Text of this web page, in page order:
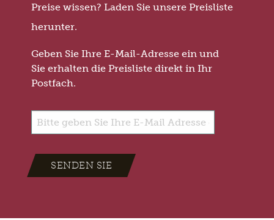
Preise wissen? Laden Sie unsere Preisliste
herunter.
Geben Sie Ihre E-Mail-Adresse ein und
Sie erhalten die Preisliste direkt in Ihr
Postfach.
SENDEN SIE